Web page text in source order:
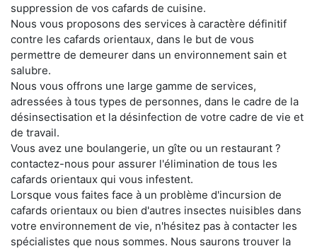
suppression de vos cafards de cuisine.
Nous vous proposons des services à caractère définitif
contre les cafards orientaux, dans le but de vous
permettre de demeurer dans un environnement sain et
salubre.
Nous vous offrons une large gamme de services,
adressées à tous types de personnes, dans le cadre de la
désinsectisation et la désinfection de votre cadre de vie et
de travail.
Vous avez une boulangerie, un gîte ou un restaurant ?
contactez-nous pour assurer l'élimination de tous les
cafards orientaux qui vous infestent.
Lorsque vous faites face à un problème d'incursion de
cafards orientaux ou bien d'autres insectes nuisibles dans
votre environnement de vie, n'hésitez pas à contacter les
spécialistes que nous sommes. Nous saurons trouver la